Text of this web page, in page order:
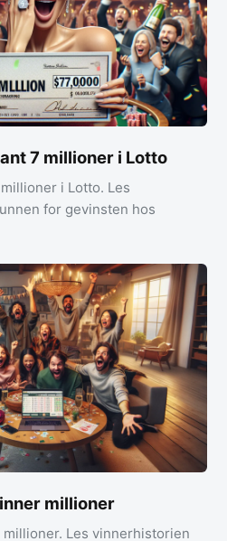
7 millioner i Lotto
i Lotto. Les
for gevinsten hos
millioner
Les vinnerhistorien